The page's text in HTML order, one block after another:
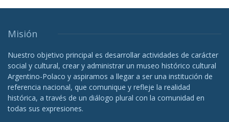
Misión
Nuestro objetivo principal es desarrollar actividades de carácter
social y cultural, crear y administrar un museo histórico cultural
Argentino-Polaco y aspiramos a llegar a ser una institución de
referencia nacional, que comunique y refleje la realidad
histórica, a través de un diálogo plural con la comunidad en
todas sus expresiones.